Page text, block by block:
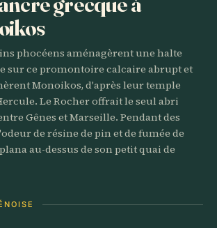
phocéens aménagèrent une halte
sur ce promontoire calcaire abrupt et
Monoikos, d'après leur temple
Le Rocher offrait le seul abri
Gênes et Marseille. Pendant des
de résine de pin et de fumée de
au-dessus de son petit quai de